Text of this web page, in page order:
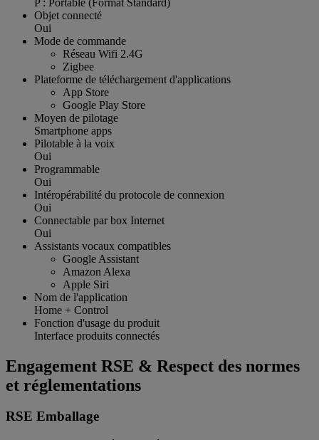
Objet connecté
Oui
Mode de commande
Réseau Wifi 2.4G
Zigbee
Plateforme de téléchargement d'applications
App Store
Google Play Store
Moyen de pilotage
Smartphone apps
Pilotable à la voix
Oui
Programmable
Oui
Intéropérabilité du protocole de connexion
Oui
Connectable par box Internet
Oui
Assistants vocaux compatibles
Google Assistant
Amazon Alexa
Apple Siri
Nom de l'application
Home + Control
Fonction d'usage du produit
Interface produits connectés
Engagement RSE & Respect des normes
et réglementations
RSE Emballage